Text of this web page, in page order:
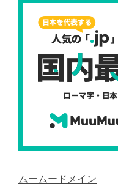
ムームードメイン